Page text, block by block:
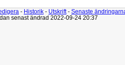
- Historik - Utskrift- Senaste
senast ändrad 2022-09-24 20:37